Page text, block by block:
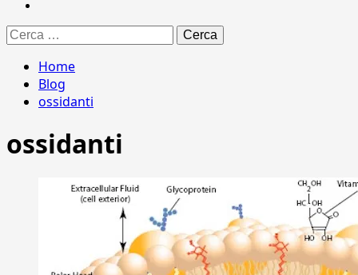
Ricerca
per:
Home
Blog
ossidanti
ossidanti